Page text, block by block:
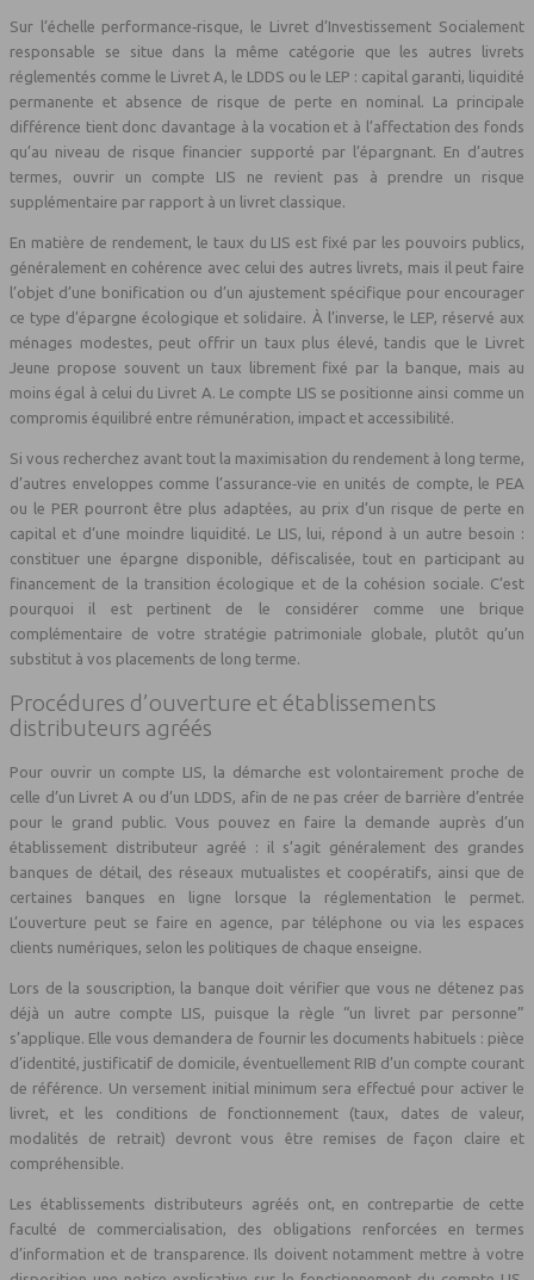
Sur l’échelle performance‑risque, le Livret d’Investissement Socialement
responsable se situe dans la même catégorie que les autres livrets
réglementés comme le Livret A, le LDDS ou le LEP : capital garanti, liquidité
permanente et absence de risque de perte en nominal. La principale
différence tient donc davantage à la vocation et à l’affectation des fonds
qu’au niveau de risque financier supporté par l’épargnant. En d’autres
termes, ouvrir un compte LIS ne revient pas à prendre un risque
supplémentaire par rapport à un livret classique.
En matière de rendement, le taux du LIS est fixé par les pouvoirs publics,
généralement en cohérence avec celui des autres livrets, mais il peut faire
l’objet d’une bonification ou d’un ajustement spécifique pour encourager
ce type d’épargne écologique et solidaire. À l’inverse, le LEP, réservé aux
ménages modestes, peut offrir un taux plus élevé, tandis que le Livret
Jeune propose souvent un taux librement fixé par la banque, mais au
moins égal à celui du Livret A. Le compte LIS se positionne ainsi comme un
compromis équilibré entre rémunération, impact et accessibilité.
Si vous recherchez avant tout la maximisation du rendement à long terme,
d’autres enveloppes comme l’assurance‑vie en unités de compte, le PEA
ou le PER pourront être plus adaptées, au prix d’un risque de perte en
capital et d’une moindre liquidité. Le LIS, lui, répond à un autre besoin :
constituer une épargne disponible, défiscalisée, tout en participant au
financement de la transition écologique et de la cohésion sociale. C’est
pourquoi il est pertinent de le considérer comme une brique
complémentaire de votre stratégie patrimoniale globale, plutôt qu’un
substitut à vos placements de long terme.
Procédures d’ouverture et établissements
distributeurs agréés
Pour ouvrir un compte LIS, la démarche est volontairement proche de
celle d’un Livret A ou d’un LDDS, afin de ne pas créer de barrière d’entrée
pour le grand public. Vous pouvez en faire la demande auprès d’un
établissement distributeur agréé : il s’agit généralement des grandes
banques de détail, des réseaux mutualistes et coopératifs, ainsi que de
certaines banques en ligne lorsque la réglementation le permet.
L’ouverture peut se faire en agence, par téléphone ou via les espaces
clients numériques, selon les politiques de chaque enseigne.
Lors de la souscription, la banque doit vérifier que vous ne détenez pas
déjà un autre compte LIS, puisque la règle “un livret par personne”
s’applique. Elle vous demandera de fournir les documents habituels : pièce
d’identité, justificatif de domicile, éventuellement RIB d’un compte courant
de référence. Un versement initial minimum sera effectué pour activer le
livret, et les conditions de fonctionnement (taux, dates de valeur,
modalités de retrait) devront vous être remises de façon claire et
compréhensible.
Les établissements distributeurs agréés ont, en contrepartie de cette
faculté de commercialisation, des obligations renforcées en termes
d’information et de transparence. Ils doivent notamment mettre à votre